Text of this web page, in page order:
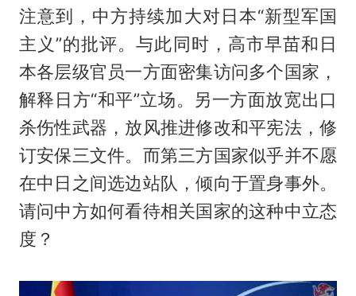
注意到，中方持续加大对日本“新型军国
主义”的批评。与此同时，高市早苗和日
本各层级官员一方面密集访问多个国家，
解释日方“和平”立场。另一方面放宽出口
杀伤性武器，放风推进修改和平宪法，修
订安保三文件。而第三方国家似乎并不愿
在中日之间选边站队，倾向于置身事外。
请问中方如何看待相关国家的这种中立态
度？